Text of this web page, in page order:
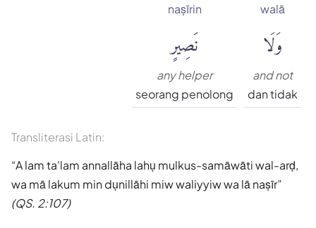
walā
وَلَا
and not
dan tidak
naṣīrin
نَصِيرٍ
any helper
seorang penolong
Transliterasi Latin:
A lam ta'lam annallāha lahụ mulkus-samāwāti wal-arḍ,
wa mā lakum min dụnillāhi miw waliyyiw wa lā naṣīr
(QS. 2:107)